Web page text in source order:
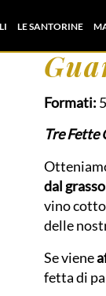
LE SANTORINE
Formati:
Tre Fette
dal
vino
delle
Se viene
fetta di